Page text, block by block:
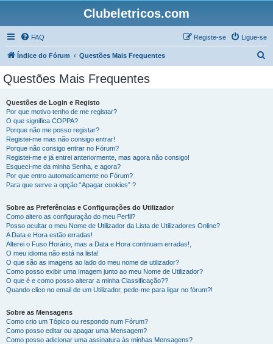
Clubeletricos.com
FAQ Ligue-se
Registe-se
Índice do Fórum Questões Mais Frequentes
Questões Mais Frequentes
Questões de Login e Registo
Por que motivo tenho de me registar?
O que significa COPPA?
Porque não me posso registar?
Registei-me mas não consigo entrar!
Porque não consigo entrar no Fórum?
Registei-me e já entrei anteriormente, mas agora não consigo!
Esqueci-me da minha Senha, e agora?
Por que entro automaticamente no Fórum?
Para que serve a opção “Apagar cookies” ?
Sobre as Preferências e Configurações do Utilizador
Como altero as configuração do meu Perfil?
Posso ocultar o meu Nome de Utilizador da Lista de Utilizadores Online?
A Data e Hora estão erradas!
Alterei o Fuso Horário, mas a Data e Hora continuam erradas!,
O meu idioma não está na lista!
O que são as imagens ao lado do meu nome de utilizador?
Como posso exibir uma Imagem junto ao meu Nome de Utilizador?
O que é e como posso alterar a minha Classificação??
Quando clico no email de um Utilizador, pede-me para ligar no fórum?!
Sobre as Mensagens
Como crio um Tópico ou respondo num Fórum?
Como posso editar ou apagar uma Mensagem?
Como posso adicionar uma assinatura às minhas Mensagens?